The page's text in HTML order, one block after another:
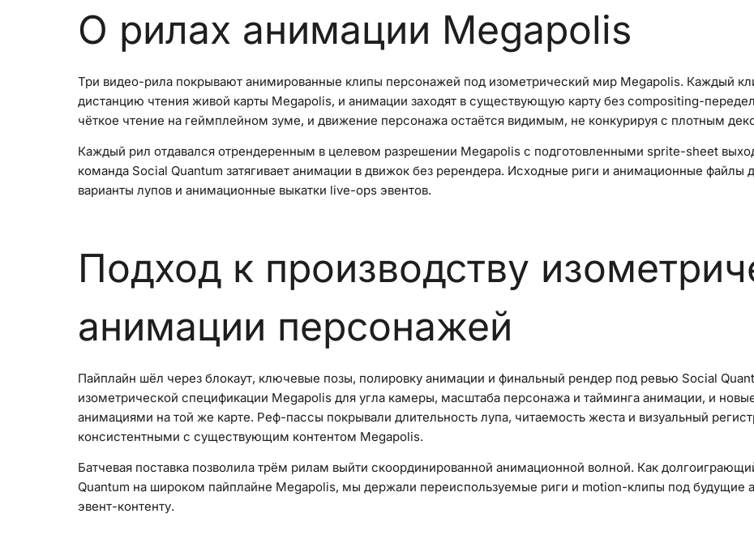
О рилах анимации Megapolis
Три видео-рила покрывают анимированные клипы персонажей под изометрический мир Megapolis. Каждый
дистанцию чтения живой карты Megapolis, и анимации заходят в существующую карту без compositing-
чёткое чтение на геймплейном зуме, и движение персонажа остаётся видимым, не конкурируя с плотным
Каждый рил отдавался отрендеренным в целевом разрешении Megapolis с подготовленными sprite-sheet
команда Social Quantum затягивает анимации в движок без ререндера. Исходные риги и анимационные
варианты лупов и анимационные выкатки live-ops эвентов.
Подход к производству
анимации персонажей
Пайплайн шёл через блокаут, ключевые позы, полировку анимации и финальный рендер под ревью Social
изометрической спецификации Megapolis для угла камеры, масштаба персонажа и тайминга анимации, и
анимациями на той же карте. Реф-пассы покрывали длительность лупа, читаемость жеста и визуальный
консистентными с существующим контентом Megapolis.
Батчевая поставка позволила трём рилам выйти скоординированной анимационной волной. Как
Quantum на широком пайплайне Megapolis, мы держали переиспользуемые риги и motion-клипы под будущие
эвент-контенту.